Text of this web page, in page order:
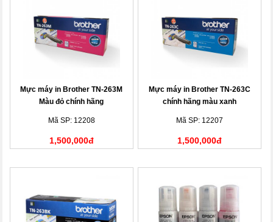
Mực máy in Brother TN-263M
Màu đỏ chính hãng
Mã SP: 12208
1,500,000đ
Mực máy in Brother TN-263C
chính hãng màu xanh
Mã SP: 12207
1,500,000đ